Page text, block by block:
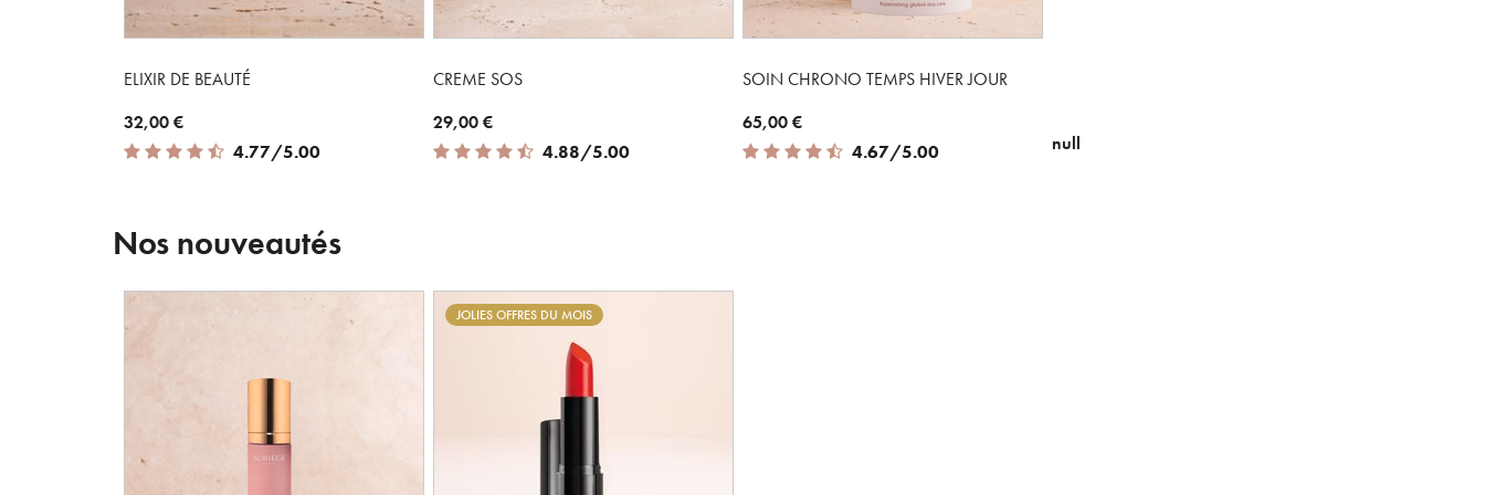
Supprimer le produit ?
ELIXIR DE BEAUTÉ
32,00 €
4.77 out of 5 Customer Rating
4.77/5.00
CREME SOS
29,00 €
4.88 out of 5 Customer Rating
4.88/5.00
SOIN CHRONO TEMPS HIVER JOUR
65,00 €
4.67 out of 5 Customer Rating
4.67/5.00 null
Nos nouveautés
JOLIES OFFRES DU MOIS
Pour être au courant de nos dernières nouveautés ou